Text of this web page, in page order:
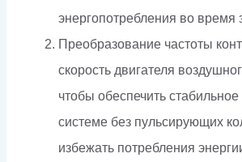
энергопотребления во время
Преобразование частоты
скорость двигателя
чтобы обеспечить
системе без пульсирующих
избежать потребления